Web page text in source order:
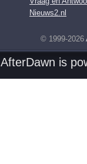
Nieuws2.nl
© 1999-2026
AfterDawn is